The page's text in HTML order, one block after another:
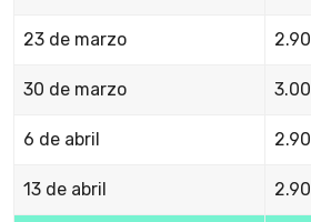
23 de marzo
30 de marzo
6 de abril
13 de abril